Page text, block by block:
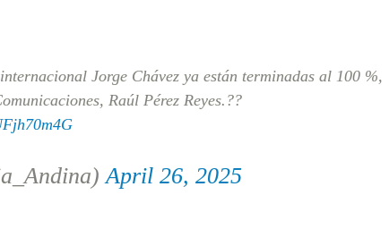
Jorge Chávez ya están terminadas al 100 %,
Raúl Pérez Reyes.??
April 26, 2025